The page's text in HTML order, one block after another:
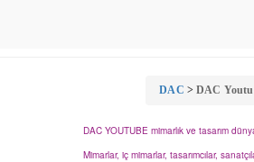
DAC >DAC
DAC YOUTUBE mimarlık ve tasarım
Mimarlar, iç mimarlar, tasarımcılar,